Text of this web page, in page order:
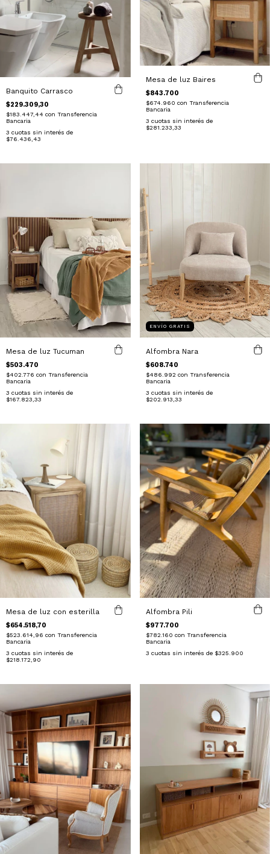
Banquito Carrasco
$229.309,30
$183.447,44 con Transferencia
Bancaria
3 cuotas sin interés de
$76.436,43
Mesa de luz Baires
$843.700
$674.960 con Transferencia
Bancaria
3 cuotas sin interés de
$281.233,33
Mesa de luz Tucuman
$503.470
$402.776 con Transferencia
Bancaria
3 cuotas sin interés de
$167.823,33
ENVÍO GRATIS
Alfombra Nara
$608.740
$486.992 con Transferencia
Bancaria
3 cuotas sin interés de
$202.913,33
Mesa de luz con esterilla
$654.518,70
$523.614,96 con Transferencia
Bancaria
3 cuotas sin interés de
$218.172,90
Alfombra Pili
$977.700
$782.160 con Transferencia
Bancaria
3 cuotas sin interés de $325.900